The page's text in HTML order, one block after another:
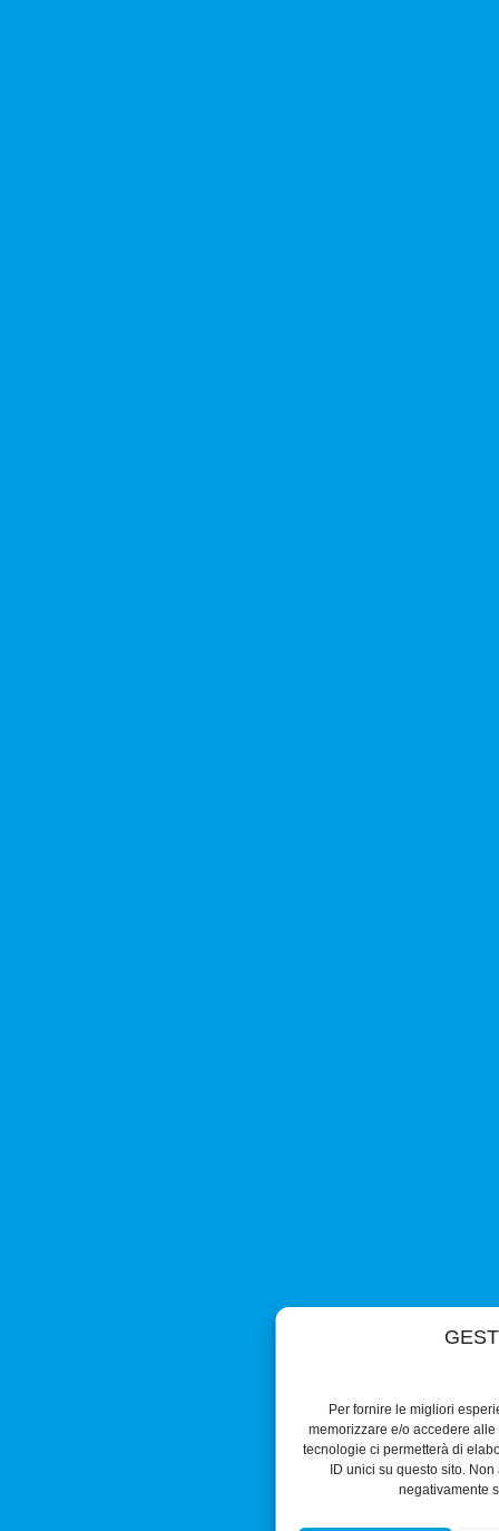
Per fornire le migliori
memorizzare e/o accedere
tecnologie ci permetterà di
ID unici su questo sito.
negativamente